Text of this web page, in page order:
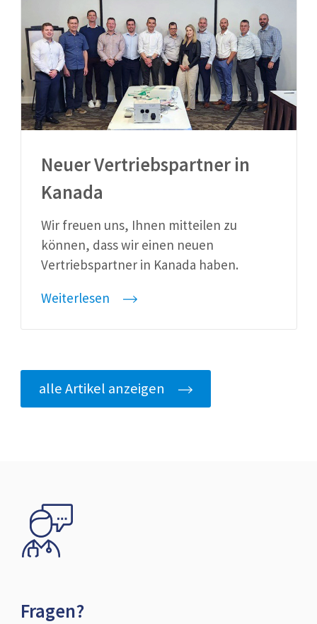
Neuer Vertriebspartner in
Kanada
Wir freuen uns, Ihnen mitteilen zu
können, dass wir einen neuen
Vertriebspartner in Kanada haben.
Weiterlesen
alle Artikel anzeigen
Fragen?